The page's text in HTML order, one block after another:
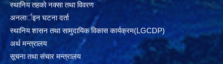
स्थानिय तहकाे नक्सा तथा विवरण
अनलार्इन घटना दर्ता
स्थानिय शासन तथा सामुदायिक विकास कार्यक्रम(LGCDP)
अर्थ मन्त्रालय
सूचना तथा संचार मन्त्रालय